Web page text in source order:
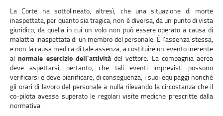
La Corte ha sottolineato, altresì, che una situazione di morte
inaspettata, per quanto sia tragica, non è diversa, da un punto di vista
giuridico, da quella in cui un volo non può essere operato a causa di
malattia inaspettata di un membro del personale. È l’assenza stessa,
e non la causa medica di tale assenza, a costituire un evento inerente
alnormale esercizio dell’attivitàdel vettore. La compagnia aerea
deve aspettarsi, pertanto, che tali eventi imprevisti possono
verificarsi e deve pianificare, di conseguenza, i suoi equipaggi nonché
gli orari di lavoro del personale a nulla rilevando la circostanza che il
co-pilota avesse superato le regolari visite mediche prescritte dalla
normativa.